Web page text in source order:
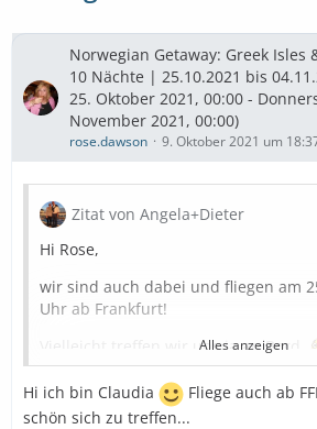
Norwegian Getaway: Greek Isles
10 Nächte | 25.10.2021 bis
25. Oktober 2021, 00:00 -
November 2021, 00:00)
rose.dawson 9. Oktober 2021 um
Zitat von Angela+Dieter
Hi Rose,
wir sind auch dabei und fliegen am
Uhr ab Frankfurt!
Vielleicht treffen wir uns ja an Bord.
Wir freuen uns auf eine tolle Reise
"Unbekannten"!
Alles anzeigen
Hi ich bin Claudia
Fliege auch ab
schön sich zu treffen...